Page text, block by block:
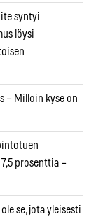
syntyi
löysi
– Milloin kyse on
prosenttia –
se, jota yleisesti